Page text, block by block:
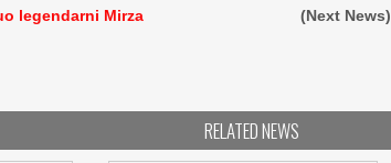
legendarni Mirza
(Next News)
RELATED NEWS